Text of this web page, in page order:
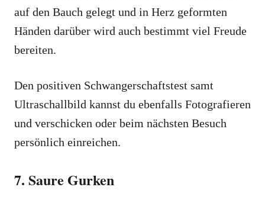
auf den Bauch gelegt und in Herz geformten
Händen darüber wird auch bestimmt viel Freude
bereiten.
Den positiven Schwangerschaftstest samt
Ultraschallbild kannst du ebenfalls Fotografieren
und verschicken oder beim nächsten Besuch
persönlich einreichen.
7. Saure Gurken